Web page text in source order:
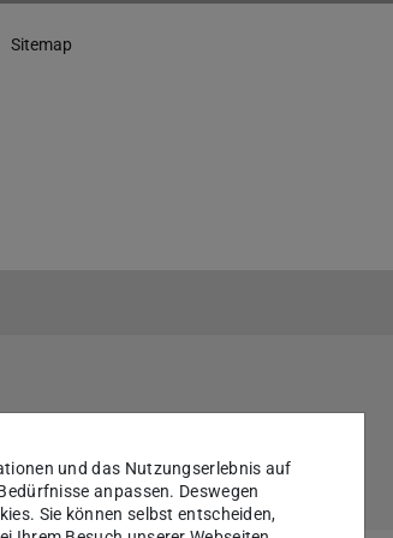
Sitemap
und das Nutzungserlebnis auf
anpassen. Deswegen
Sie können selbst entscheiden,